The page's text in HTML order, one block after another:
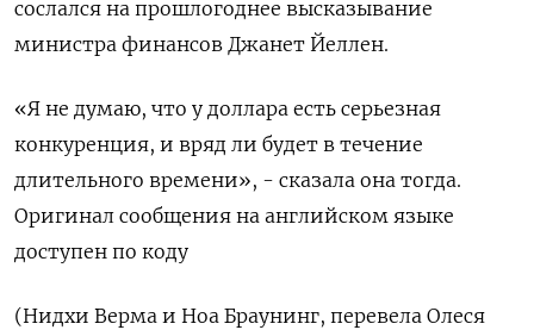
сослался на прошлогоднее высказывание
министра финансов Джанет Йеллен.
«Я не думаю, что у доллара есть серьезная
конкуренция, и вряд ли будет в течение
длительного времени», - сказала она тогда.
Оригинал сообщения на английском языке
доступен по коду
(Нидхи Верма и Ноа Браунинг, перевела Олеся